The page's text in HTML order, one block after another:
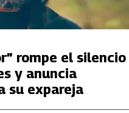
rompe el silencio
y anuncia
su expareja